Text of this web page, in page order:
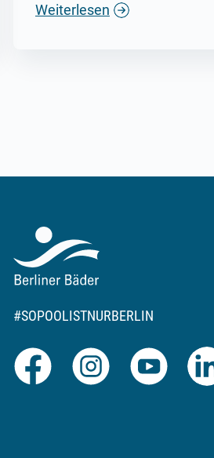
Weiterlesen
#SOPOOLISTNURBERLIN
Facebook Instagram Youtube